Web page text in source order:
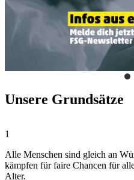
Unsere Grundsätze
1
Alle Menschen sind gleich an
kämpfen für faire Chancen für
Alter.